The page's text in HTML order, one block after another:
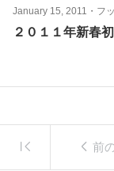
January 15, 2011 ・ フ
２０１１年新春初
前